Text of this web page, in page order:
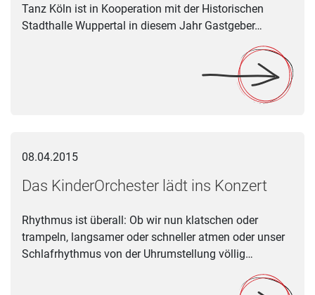
Tanz Köln ist in Kooperation mit der Historischen
Stadthalle Wuppertal in diesem Jahr Gastgeber…
08.04.2015
Das KinderOrchester lädt ins Konzert
Rhythmus ist überall: Ob wir nun klatschen oder
trampeln, langsamer oder schneller atmen oder unser
Schlafrhythmus von der Uhrumstellung völlig…